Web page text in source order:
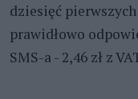
dziesięć
prawidłowo
SMS-a - 2,46 zł z